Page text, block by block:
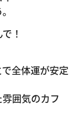
！
全体運が安定
囲気のカフ